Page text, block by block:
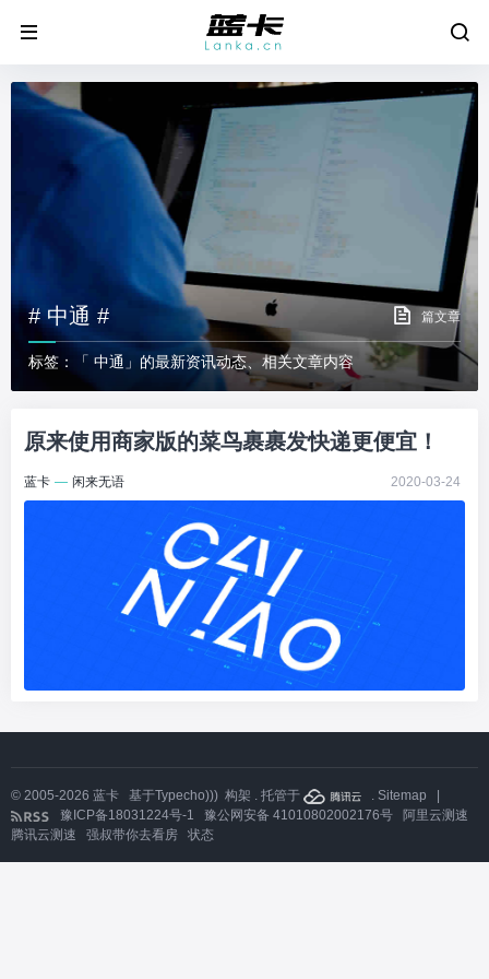
# 中通 # 篇文章
标签：「 中通」的最新资讯动态、相关文章内容
原来使用商家版的菜鸟裹裹发快递更便宜！
蓝卡 — 闲来无语 2020-03-24
© 2005-2026 蓝卡 基于Typecho))) 构架 . 托管于 . Sitemap
豫ICP备18031224号-1
豫公网安备 41010802002176号
阿里云测速
腾讯云测速
强叔带你去看房 状态